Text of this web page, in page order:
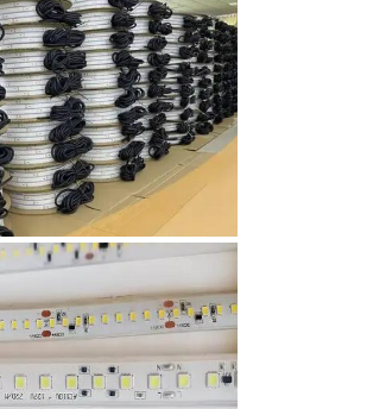
preventivo
a LED
da miniera senza fili
per coperture minerarie
senza fili sotterranea